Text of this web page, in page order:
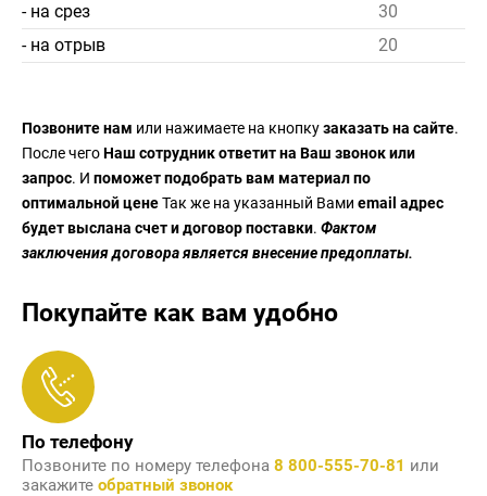
- на срез
30
- на отрыв
20
Позвоните нам или нажимаете на кнопкузаказать на сайте.
После чегоНаш сотрудник ответит на Ваш звонок или
запрос. И поможет подобрать вам материал по
оптимальной ценеТак же на указанный Вами email адрес
будет выслана счет и договор поставки. Фактом
заключения договора является внесение предоплаты.
Покупайте как вам удобно
По телефону
Позвоните по номеру телефона 8 800-555-70-81 или
закажите обратный звонок